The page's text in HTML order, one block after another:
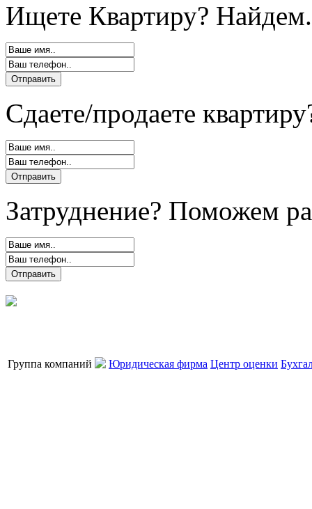
Ищете Квартиру?
Сдаете/продаете
Затруднение? Поможем
Группа компаний Юридическая фирма Центр оценки